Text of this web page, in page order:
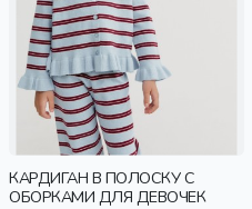
КАРДИГАН В ПОЛОСКУ С
ОБОРКАМИ ДЛЯ ДЕВОЧЕК